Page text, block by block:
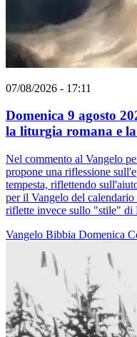
07/08/2026 - 17:11
Domenica 9 agosto
la liturgia romana e
Nel commento al Vangelo
propone una riflessione
tempesta, riflettendo
per il Vangelo del
riflette invece sullo "stile" di
Vangelo Bibbia Domenica